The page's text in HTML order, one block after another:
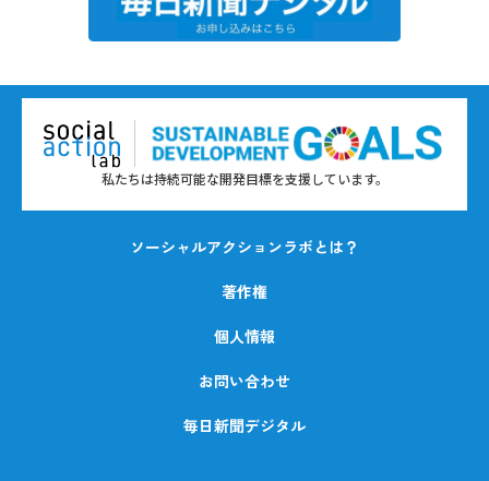
私たちは持続可能な開発目標を支援しています。
ソーシャルアクションラボとは？
著作権
個人情報
お問い合わせ
毎日新聞デジタル